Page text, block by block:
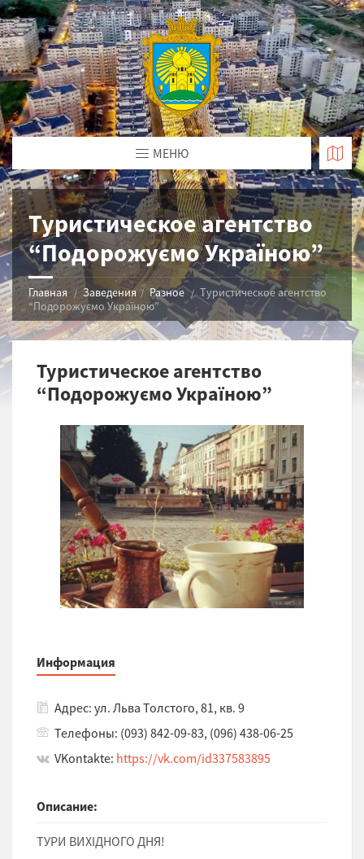
МЕНЮ
Туристическое агентство
“Подорожуємо Україною”
Главная Заведения Разное
Туристическое агентство
“Подорожуємо Україною”
Туристическое агентство
“Подорожуємо Україною”
Информация
Адрес: ул. Льва Толстого, 81, кв. 9
Телефоны: (093) 842-09-83, (096) 438-06-25
VKontakte: https://vk.com/id337583895
Описание:
ТУРИ ВИХІДНОГО ДНЯ!